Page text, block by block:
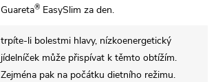
Guareta® EasySlim za den.
trpíte-li bolestmi hlavy, nízkoenergetický
jídelníček může přispívat k těmto obtížím.
Zejména pak na počátku dietního režimu.